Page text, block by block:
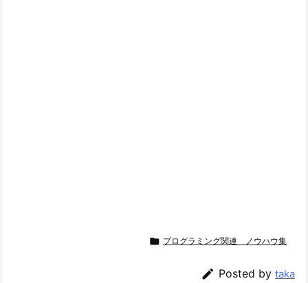
 プログラミング関連 ノウハウ集
 Posted by taka